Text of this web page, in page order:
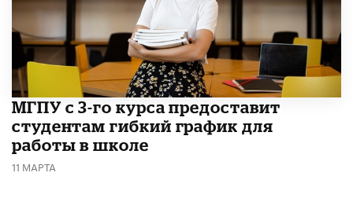
МГПУ с 3-го курса предоставит
студентам гибкий график для
работы в школе
11 МАРТА